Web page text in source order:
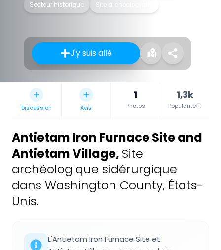
Secteur historique
Site archéologique
J'y suis allé
Discussion Avis
1
Photos
1,3k
Popularité
Antietam Iron Furnace Site and
Antietam Village, Site
archéologique sidérurgique
dans Washington County, États-
Unis.
L'Antietam Iron Furnace Site et